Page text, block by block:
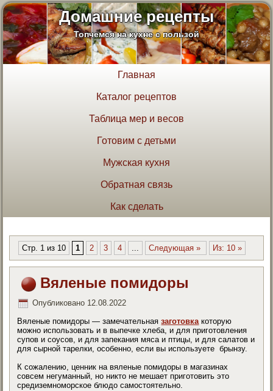
Домашние рецепты
Топчемся на кухне с пользой
Главная
Каталог рецептов
Таблица мер и весов
Готовим с детьми
Мужская кухня
Обратная связь
Как сделать
Стр. 1 из 10 1 2 3 4 ... Следующая » Из: 10 »
Вяленые помидоры
Опубликовано 12.08.2022
Вяленые помидоры — замечательнаязаготовкакоторую
можно использовать и в выпечке хлеба, и для приготовления
супов и соусов, и для запекания мяса и птицы, и для салатов и
для сырной тарелки, особенно, если вы используете брынзу.
К сожалению, ценник на вяленые помидоры в магазинах
совсем негуманный, но никто не мешает приготовить это
средиземноморское блюдо самостоятельно.